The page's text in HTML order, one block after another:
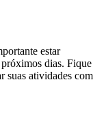
estar
dias. Fique
suas atividades com